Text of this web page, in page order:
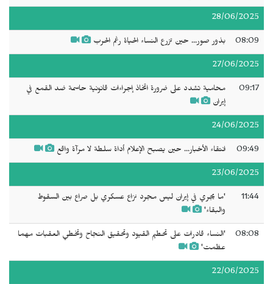
28/06/2025
08:09 بذور صور... حين تزرع النساء الحياة رغم الحرب
27/06/2025
09:17
محامية تشدد على ضرورة اتخاذ إجراءات قانونية حاسمة ضد القمع في
إيران
24/06/2025
09:49 انتقاء الأخبار... حين يصبح الإعلام أداة سلطة لا مرآة واقع
23/06/2025
11:44
'ما يجري في إيران ليس مجرد نزاع عسكري بل صراع بين السقوط
والبقاء'
08:08
'النساء قادرات على تحطيم القيود وتحقيق النجاح وتخطي العقبات مهما
عظمت'
22/06/2025